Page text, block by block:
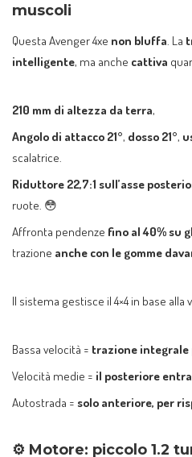
muscoli
Questa Avenger 4xe non bluffa. La
intelligente, ma anche cattiva
210 mm di altezza da terra,
Angolo di attacco 21°, dosso 21°,
scalatrice.
Riduttore 22,7:1 sull’asse
ruote. 😳
Affronta pendenze fino al 40% su
trazione anche con le gomme
Il sistema gestisce il 4×4 in base alla
Bassa velocità = trazione integrale
Velocità medie = il posteriore
Autostrada = solo anteriore, per
⚙️ Motore: piccolo 1.2